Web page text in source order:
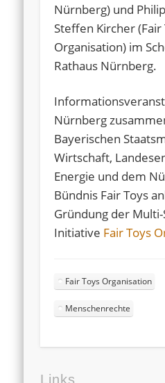
Nürnberg) und
Steffen Kircher (Fair
Organisation) im
Rathaus Nürnberg.
Nürnberg
Bayerischen
Wirtschaft,
Energie und dem
Bündnis Fair Toys
Gründung der
Initiative Fair Toys
Fair Toys Organisation
Menschenrechte
Links